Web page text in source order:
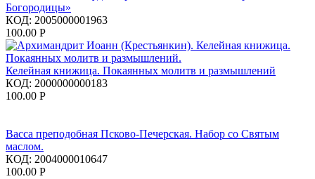
Богородицы»
КОД: 2005000001963
100.00 Р
Келейная книжица. Покаянных молитв и размышлений
КОД: 2000000000183
100.00 Р
Васса преподобная Псково-Печерская. Набор со Святым
маслом.
КОД: 2004000010647
100.00 Р